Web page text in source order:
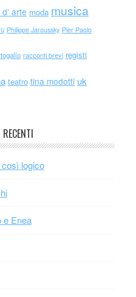
d' arte moda musica
Philippe Jaroussky Pier Paolo
racconti brevi registi
teatro tina modotti uk
così logico
e Enea